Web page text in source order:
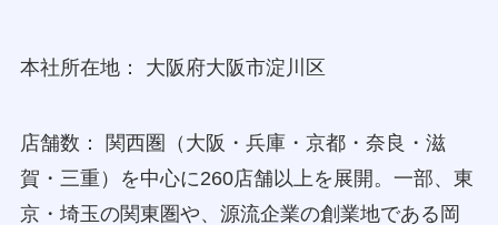
本社所在地： 大阪府大阪市淀川区
店舗数： 関西圏（大阪・兵庫・京都・奈良・滋
賀・三重）を中心に260店舗以上を展開。一部、東
京・埼玉の関東圏や、源流企業の創業地である岡